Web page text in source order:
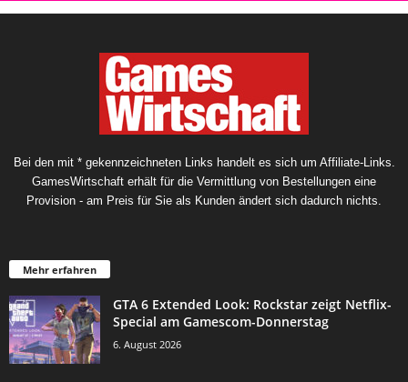
Bei den mit * gekennzeichneten Links handelt es sich um Affiliate-Links.
GamesWirtschaft erhält für die Vermittlung von Bestellungen eine
Provision - am Preis für Sie als Kunden ändert sich dadurch nichts.
Mehr erfahren
GTA 6 Extended Look: Rockstar zeigt Netflix-
Special am Gamescom-Donnerstag
6. August 2026